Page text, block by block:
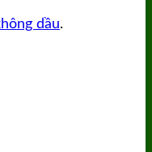
dầu.